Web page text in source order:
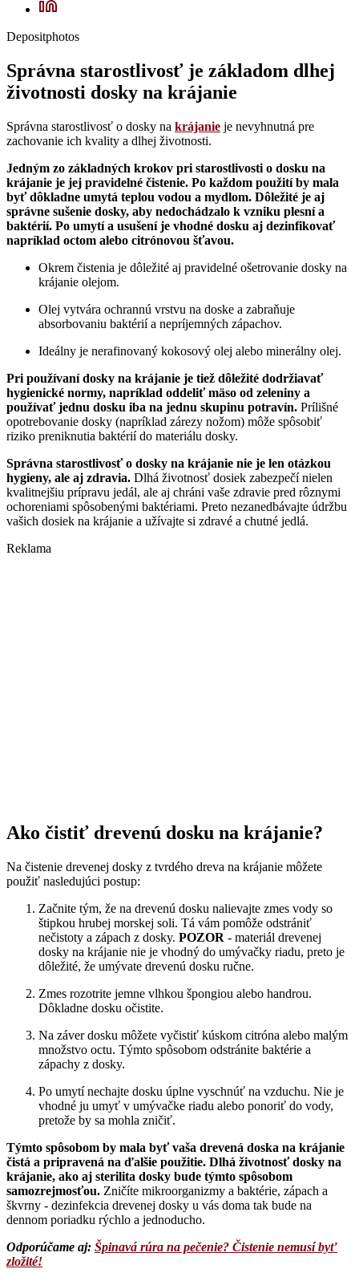
Depositphotos
Správna starostlivosť je základom dlhej
životnosti dosky na krájanie
Správna starostlivosť o dosky na krájanie je nevyhnutná pre
zachovanie ich kvality a dlhej životnosti.
Jedným zo základných krokov pri starostlivosti o dosku na
krájanie je jej pravidelné čistenie. Po každom použití by mala
byť dôkladne umytá teplou vodou a mydlom. Dôležité je aj
správne sušenie dosky, aby nedochádzalo k vzniku plesní a
baktérií. Po umytí a usušení je vhodné dosku aj dezinfikovať
napríklad octom alebo citrónovou šťavou.
Okrem čistenia je dôležité aj pravidelné ošetrovanie dosky na
krájanie olejom.
Olej vytvára ochrannú vrstvu na doske a zabraňuje
absorbovaniu baktérií a nepríjemných zápachov.
Ideálny je nerafinovaný kokosový olej alebo minerálny olej.
Pri používaní dosky na krájanie je tiež dôležité dodržiavať
hygienické normy, napríklad oddeliť mäso od zeleniny a
používať jednu dosku iba na jednu skupinu potravín. Prílišné
opotrebovanie dosky (napríklad zárezy nožom) môže spôsobiť
riziko preniknutia baktérií do materiálu dosky.
Správna starostlivosť o dosky na krájanie nie je len otázkou
hygieny, ale aj zdravia. Dlhá životnosť dosiek zabezpečí nielen
kvalitnejšiu prípravu jedál, ale aj chráni vaše zdravie pred rôznymi
ochoreniami spôsobenými baktériami. Preto nezanedbávajte údržbu
vašich dosiek na krájanie a užívajte si zdravé a chutné jedlá.
Reklama
Ako čistiť drevenú dosku na krájanie?
Na čistenie drevenej dosky z tvrdého dreva na krájanie môžete
použiť nasledujúci postup:
Začnite tým, že na drevenú dosku nalievajte zmes vody so
štipkou hrubej morskej soli. Tá vám pomôže odstrániť
nečistoty a zápach z dosky. POZOR - materiál drevenej
dosky na krájanie nie je vhodný do umývačky riadu, preto je
dôležité, že umývate drevenú dosku ručne.
Zmes rozotrite jemne vlhkou špongiou alebo handrou.
Dôkladne dosku očistite.
Na záver dosku môžete vyčistiť kúskom citróna alebo malým
množstvo octu. Týmto spôsobom odstránite baktérie a
zápachy z dosky.
Po umytí nechajte dosku úplne vyschnúť na vzduchu. Nie je
vhodné ju umyť v umývačke riadu alebo ponoriť do vody,
pretože by sa mohla zničiť.
Týmto spôsobom by mala byť vaša drevená doska na krájanie
čistá a pripravená na ďalšie použitie. Dlhá životnosť dosky na
krájanie, ako aj sterilita dosky bude týmto spôsobom
samozrejmosťou. Zničíte mikroorganizmy a baktérie, zápach a
škvrny - dezinfekcia drevenej dosky u vás doma tak bude na
dennom poriadku rýchlo a jednoducho.
Odporúčame aj: Špinavá rúra na pečenie? Čistenie nemusí byť
zložité!